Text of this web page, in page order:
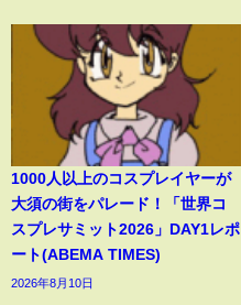
1000人以上のコスプレイヤーが
大須の街をパレード！「世界コ
スプレサミット2026」DAY1レポ
ート(ABEMA TIMES)
2026年8月10日